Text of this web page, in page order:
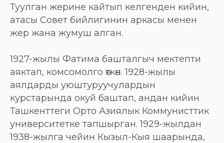
Туулган жерине кайтып келгенден кийин,
атасы Совет бийлигинин аркасы менен
жер жана жумуш алган.
1927-жылы Фатима башталгыч мектепти
аяктап, комсомолго өткөн. 1928-жылы
аялдарды уюштуруучулардын
курстарында окуй баштап, андан кийин
Ташкенттеги Орто Азиялык Коммунисттик
университетке тапшырган. 1929-жылдан
1938-жылга чейин Кызыл-Кыя шаарында,